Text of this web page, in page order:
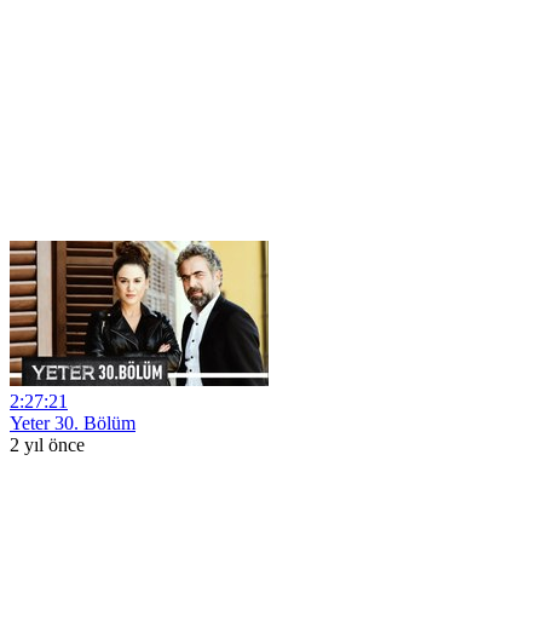
2:27:21
Yeter 30. Bölüm
2 yıl önce